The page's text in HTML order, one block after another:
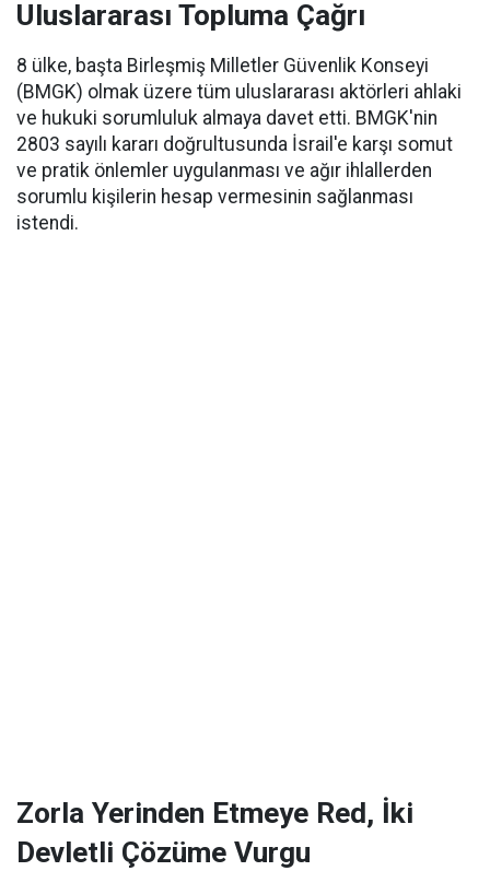
Uluslararası Topluma Çağrı
8 ülke, başta Birleşmiş Milletler Güvenlik Konseyi
(BMGK) olmak üzere tüm uluslararası aktörleri ahlaki
ve hukuki sorumluluk almaya davet etti. BMGK'nin
2803 sayılı kararı doğrultusunda İsrail'e karşı somut
ve pratik önlemler uygulanması ve ağır ihlallerden
sorumlu kişilerin hesap vermesinin sağlanması
istendi.
Zorla Yerinden Etmeye Red, İki
Devletli Çözüme Vurgu